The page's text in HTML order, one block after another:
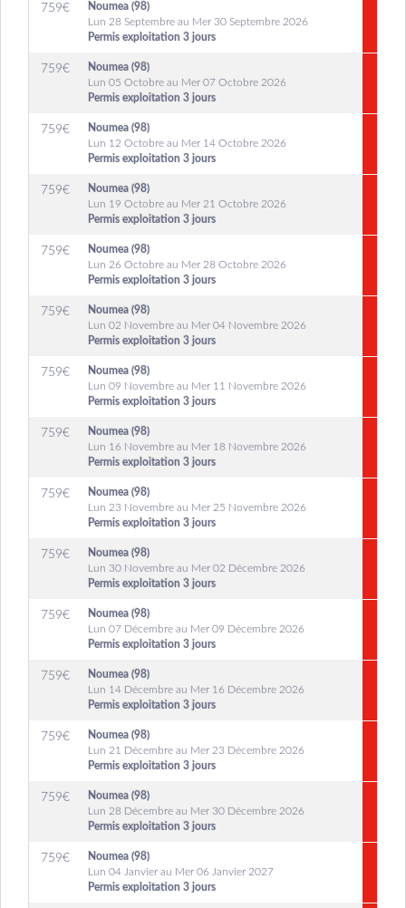
759€
Noumea (98)
Lun 28 Septembre au Mer 30 Septembre 2026
Permis exploitation 3 jours
759€
Noumea (98)
Lun 05 Octobre au Mer 07 Octobre 2026
Permis exploitation 3 jours
759€
Noumea (98)
Lun 12 Octobre au Mer 14 Octobre 2026
Permis exploitation 3 jours
759€
Noumea (98)
Lun 19 Octobre au Mer 21 Octobre 2026
Permis exploitation 3 jours
759€
Noumea (98)
Lun 26 Octobre au Mer 28 Octobre 2026
Permis exploitation 3 jours
759€
Noumea (98)
Lun 02 Novembre au Mer 04 Novembre 2026
Permis exploitation 3 jours
759€
Noumea (98)
Lun 09 Novembre au Mer 11 Novembre 2026
Permis exploitation 3 jours
759€
Noumea (98)
Lun 16 Novembre au Mer 18 Novembre 2026
Permis exploitation 3 jours
759€
Noumea (98)
Lun 23 Novembre au Mer 25 Novembre 2026
Permis exploitation 3 jours
759€
Noumea (98)
Lun 30 Novembre au Mer 02 Décembre 2026
Permis exploitation 3 jours
759€
Noumea (98)
Lun 07 Décembre au Mer 09 Décembre 2026
Permis exploitation 3 jours
759€
Noumea (98)
Lun 14 Décembre au Mer 16 Décembre 2026
Permis exploitation 3 jours
759€
Noumea (98)
Lun 21 Décembre au Mer 23 Décembre 2026
Permis exploitation 3 jours
759€
Noumea (98)
Lun 28 Décembre au Mer 30 Décembre 2026
Permis exploitation 3 jours
759€
Noumea (98)
Lun 04 Janvier au Mer 06 Janvier 2027
Permis exploitation 3 jours